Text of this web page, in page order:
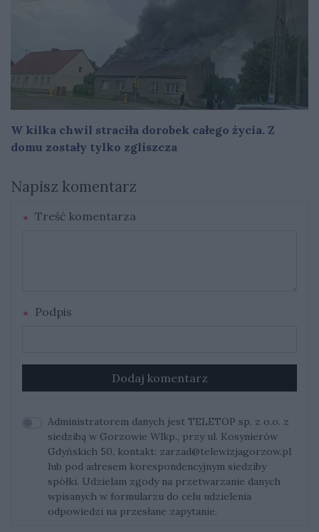
W kilka chwil straciła dorobek całego życia. Z
domu zostały tylko zgliszcza
Napisz komentarz
Treść komentarza
Podpis
Dodaj komentarz
Administratorem danych jest TELETOP sp. z o.o. z
siedzibą w Gorzowie Wlkp., przy ul. Kosynierów
Gdyńskich 50, kontakt: zarzad@telewizjagorzow.pl
lub pod adresem korespondencyjnym siedziby
spółki. Udzielam zgody na przetwarzanie danych
wpisanych w formularzu do celu udzielenia
odpowiedzi na przesłane zapytanie.